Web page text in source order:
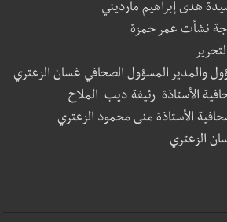
هدى إبراهيم مارديني
نشأت عمر حمزة
والمدير المسؤول الصحافي غسان الزعتري
الأستاذة رئيفة ديب الملاح
الأستاذة منى محمود الزعتري
الزعتري